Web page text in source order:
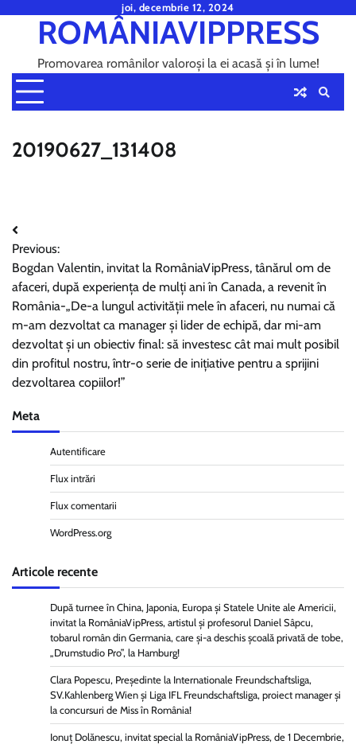
content
joi, decembrie 12, 2024
ROMÂNIAVIPPRESS
Promovarea românilor valoroși la ei acasă și în lume!
20190627_131408
Navigare
în
articole
Previous:
Bogdan Valentin, invitat la RomâniaVipPress, tânărul om de
afaceri, după experiența de mulți ani în Canada, a revenit în
România-„De-a lungul activității mele în afaceri, nu numai că
m-am dezvoltat ca manager și lider de echipă, dar mi-am
dezvoltat și un obiectiv final: să investesc cât mai mult posibil
din profitul nostru, într-o serie de inițiative pentru a sprijini
dezvoltarea copiilor!”
Meta
Autentificare
Flux intrări
Flux comentarii
WordPress.org
Articole recente
După turnee în China, Japonia, Europa și Statele Unite ale Americii,
invitat la RomâniaVipPress, artistul și profesorul Daniel Sâpcu,
tobarul român din Germania, care și-a deschis școală privată de tobe,
„Drumstudio Pro”, la Hamburg!
Clara Popescu, Președinte la Internationale Freundschaftsliga,
SV.Kahlenberg Wien şi Liga IFL Freundschaftsliga, proiect manager și
la concursuri de Miss în România!
Ionuț Dolănescu, invitat special la RomâniaVipPress, de 1 Decembrie,